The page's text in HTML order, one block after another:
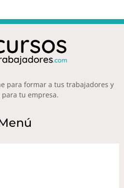
para formar a tus trabajadores y
tu empresa.